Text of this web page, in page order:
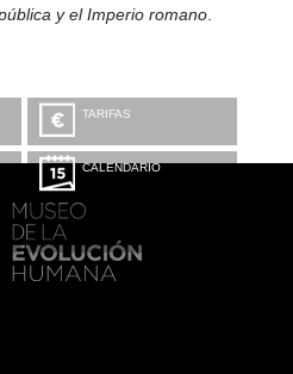
y el Imperio romano.
TARIFAS
CALENDARIO